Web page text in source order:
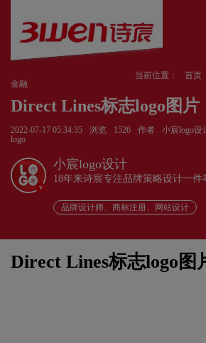
当前位置： 首页
金融
Direct Lines标志logo图片
2022-07-17 05:34:35 浏览 1526 作者 小宸logo设
logo
v
小宸logo设计
18年来诗宸专注品牌策略设计一件
品牌设计师、商标注册、网站设计
Direct Lines标志logo图